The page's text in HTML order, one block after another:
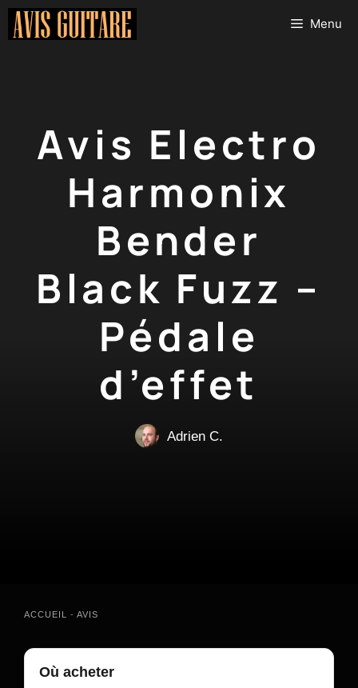
Aller
Menu
Avis Electro
Harmonix
Bender
Black Fuzz –
Pédale
d’effet
Adrien C.
ACCUEIL - AVIS
Où acheter